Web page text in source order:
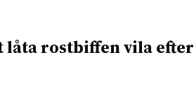
rostbiffen vila efter